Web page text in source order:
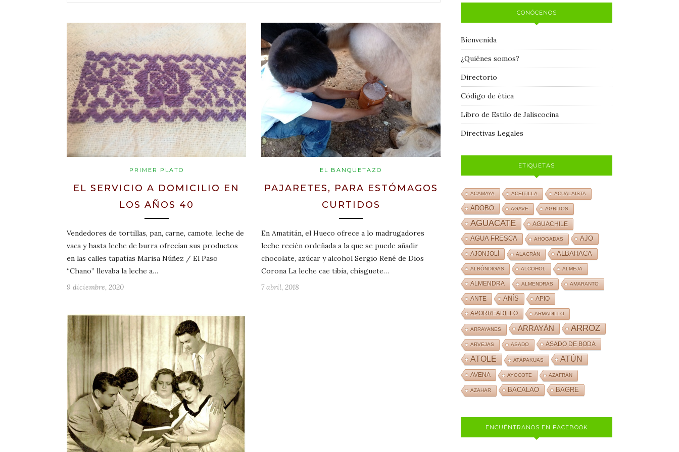
PRIMER PLATO
EL SERVICIO A DOMICILIO EN
LOS AÑOS 40
Vendedores de tortillas, pan, carne, camote, leche de
vaca y hasta leche de burra ofrecían sus productos
en las calles tapatías Marisa Núñez / El Paso
“Chano” llevaba la leche a…
9 diciembre, 2020
EL BANQUETAZO
PAJARETES, PARA ESTÓMAGOS
CURTIDOS
En Amatitán, el Hueco ofrece a lo madrugadores
leche recién ordeñada a la que se puede añadir
chocolate, azúcar y alcohol Sergio René de Dios
Corona La leche cae tibia, chisguete…
7 abril, 2018
CONÓCENOS
Bienvenida
¿Quiénes somos?
Directorio
Código de ética
Libro de Estilo de Jaliscocina
Directivas Legales
ETIQUETAS
ACAMAYA ACEITILLA ACUALAISTA
ADOBO AGAVE AGRITOS
AGUACATE AGUACHILE
AGUA FRESCA AHOGADAS AJO
AJONJOLÍ ALACRÁN ALBAHACA
ALBÓNDIGAS ALCOHOL ALMEJA
ALMENDRA ALMENDRAS AMARANTO
ANTE ANÍS APIO
APORREADILLO ARMADILLO
ARRAYANES ARRAYÁN ARROZ
ARVEJAS ASADO ASADO DE BODA
ATOLE ATÁPAKUAS ATÚN
AVENA AYOCOTE AZAFRÁN
AZAHAR BACALAO BAGRE
ENCUÉNTRANOS EN FACEBOOK